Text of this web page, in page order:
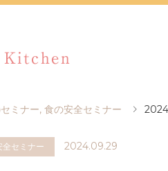
ミナー, 食の安全セミナー
全セミナー 2024.09.29